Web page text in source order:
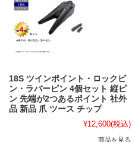
18S ツインポイント・ロックピ
ン・ラバーピン 4個セット 縦ピ
ン 先端が2つあるポイント 社外
品 新品 爪 ツース チップ
¥12,600(税込)
商品を見る